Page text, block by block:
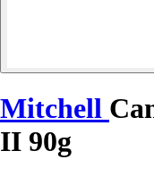
Mitchell
II 90g